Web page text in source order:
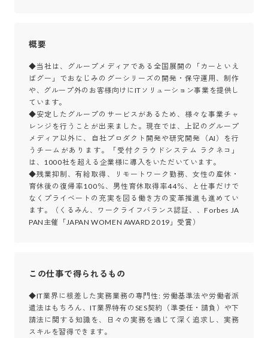
概要
◆当社は、グループメディアである全国展開の「カーといえ
ばグー」でおなじみのグーシリーズの開発・保守運用、制作
や、グループ外のお客様向けにITソリューション事業を提供し
ています。
◆安定したグループのサービスがあるため、様々な事業チャ
レンジを行うことが出来ました。現在では、上記のグループ
メディア以外に、自社プロダクト開発や研究開発（AI）を行
うチームがあります。「受付クラウドシステム ラクネコ」
は、1000社を超える企業様に導入をいただいています。
◆残業抑制、有給取得、リモートワーク勤務、女性の産休・
育休後の復帰率100％、男性育休取得率44％、と仕事だけで
なくプライベートの充実を図る働き方の変革推進も進めてい
ます。（くるみん、ワークライフバランス認証、、Forbes JA
PAN主催「JAPAN WOMEN AWARD 2019」受賞）
この仕事で得られるもの
◆IT業界に根差した実務業務の専門性: 労働基準法や労働者派
遣法はもちろん、IT業界特有のSES契約（準委任・請負）や下
請法に関する知識を、日々の実務を通じて深く追求し、実務
スキルを習得できます。